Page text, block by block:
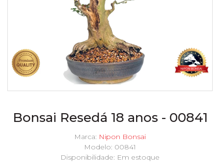
Bonsai Resedá 18 anos - 00841
Marca: Nipon Bonsai
Modelo: 00841
Disponibilidade: Em estoque